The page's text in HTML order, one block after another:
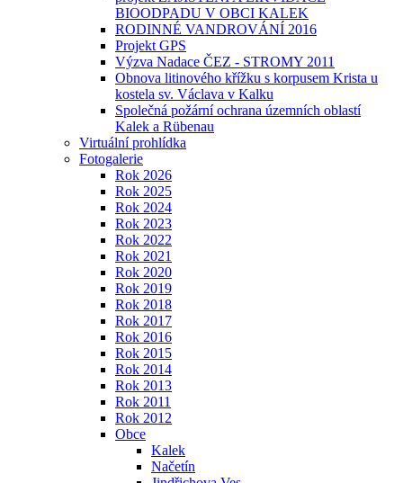
BIOODPADU V OBCI KALEK
RODINNÉ VANDROVÁNÍ 2016
Projekt GPS
Výzva Nadace ČEZ - STROMY 2011
Obnova litinového křížku s korpusem Krista u
kostela sv. Václava v Kalku
Společná požární ochrana územních oblastí
Kalek a Rübenau
Virtuální prohlídka
Fotogalerie
Rok 2026
Rok 2025
Rok 2024
Rok 2023
Rok 2022
Rok 2021
Rok 2020
Rok 2019
Rok 2018
Rok 2017
Rok 2016
Rok 2015
Rok 2014
Rok 2013
Rok 2011
Rok 2012
Obce
Kalek
Načetín